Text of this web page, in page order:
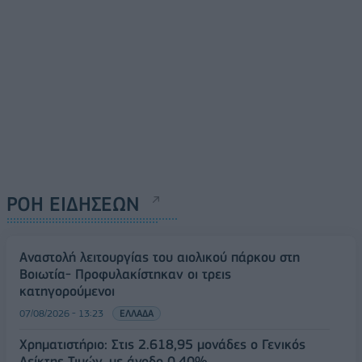
ΡΟΗ ΕΙΔΗΣΕΩΝ
Αναστολή λειτουργίας του αιολικού πάρκου στη
Βοιωτία- Προφυλακίστηκαν οι τρεις
κατηγορούμενοι
07/08/2026 - 13:23 ΕΛΛΑΔΑ
Χρηματιστήριο: Στις 2.618,95 μονάδες ο Γενικός